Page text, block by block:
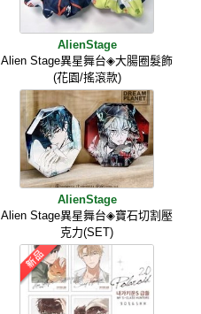
AlienStage
Alien Stage異星舞台◈大腸圈髮飾
(花園/搖滾款)
AlienStage
Alien Stage異星舞台◈寶石切割壓
克力(SET)